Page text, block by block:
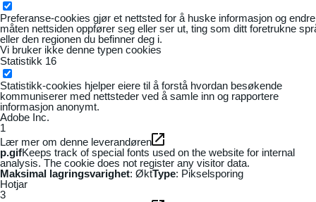
Preferanse-cookies gjør et nettsted for å huske informasjon og
måten nettsiden oppfører seg eller ser ut, ting som ditt foretrukne
eller den regionen du befinner deg i.
Vi bruker ikke denne typen cookies
Statistikk 16
Statistikk-cookies hjelper eiere til å forstå hvordan besøkende
kommuniserer med nettsteder ved å samle inn og rapportere
informasjon anonymt.
Adobe Inc.
1
Lær mer om denne leverandøren
p.gifKeeps track of special fonts used on the website for internal
analysis. The cookie does not register any visitor data.
Maksimal lagringsvarighet: ØktType: Pikselsporing
Hotjar
3